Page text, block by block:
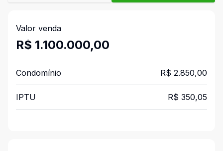
Valor venda
R$ 1.100.000,00
Condomínio R$ 2.850,00
IPTU R$ 350,05